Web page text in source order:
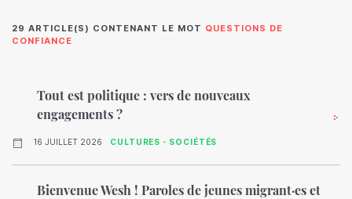
29 ARTICLE(S) CONTENANT LE MOT QUESTIONS DE
CONFIANCE
Tout est politique : vers de nouveaux
engagements ?
16 JUILLET 2026 CULTURES・SOCIÉTÉS
Bienvenue Wesh ! Paroles de jeunes migrant·es et